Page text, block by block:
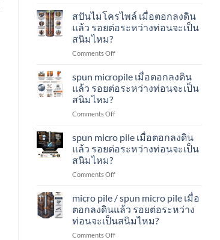
จะ
สนิม
ลง
แล้ว
ต่อ
ท่อน
จะ
เป็น
ไหม?
เข็ม
ส
ปัน
ไพล์
ตอก
ลง
ดิน
รอย
ระหว่าง
ท่อน
จะ
สนิม
สปันไมโครไพล์ เมื่อตอกลงดิน
แล้ว รอยต่อระหว่างท่อนจะเป็น
สนิมไหม?
Comments Offon
ไมโคร
ไพล์
ตอก
แล้ว
รอย
ระหว่าง
จะ
เป็น
สนิม
ไหม?
spun micropile เมื่อตอกลงดิน
แล้ว รอยต่อระหว่างท่อนจะเป็น
สนิมไหม?
Comments Offon
micropile
เมื่อ
ตอก
ดิน
รอย
ต่อ
ระหว่าง
ท่อน
จะ
spun micro pile เมื่อตอกลงดิน
แล้ว รอยต่อระหว่างท่อนจะเป็น
สนิมไหม?
Comments Offon
micro
pile
เมื่อ
ตอก
ลง
micro pile / spun micro pile เมื่อ
ตอกลงดินแล้ว รอยต่อระหว่าง
ท่อนจะเป็นสนิมไหม?
Comments Offon